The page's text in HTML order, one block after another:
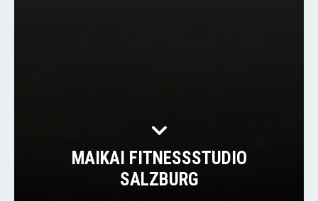
MAIKAI FITNESSSTUDIO
SALZBURG